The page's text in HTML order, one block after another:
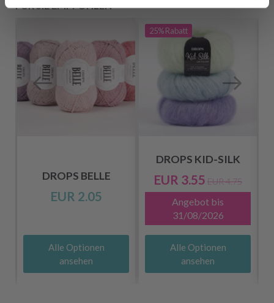
FÜR SIE EMPFOHLEN
DROPS BELLE
EUR 2.05
Alle Optionen
ansehen
25%Rabatt
DROPS KID-SILK
EUR 3.55 EUR 4.75
Angebot bis
31/08/2026
Alle Optionen
ansehen